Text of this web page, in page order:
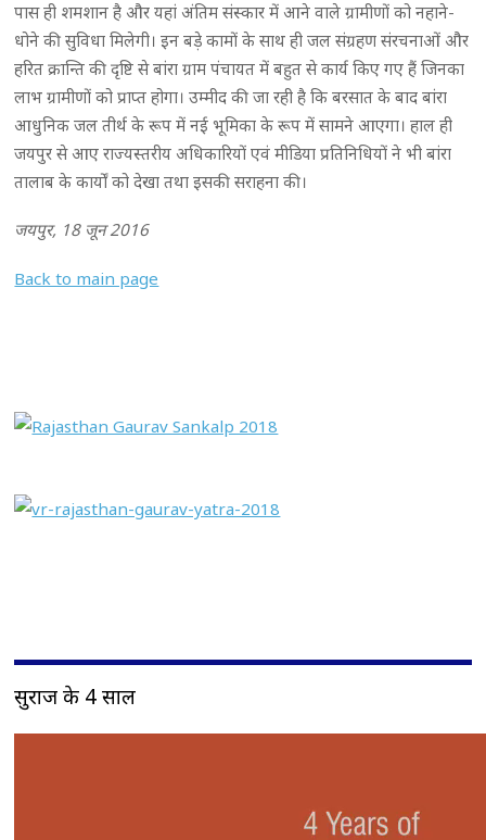
पास ही शमशान है और यहां अंतिम संस्कार में आने वाले ग्रामीणों को नहाने-
धोने की सुविधा मिलेगी। इन बड़े कामों के साथ ही जल संग्रहण संरचनाओं और
हरित क्रान्ति की दृष्टि से बांरा ग्राम पंचायत में बहुत से कार्य किए गए हैं जिनका
लाभ ग्रामीणों को प्राप्त होगा। उम्मीद की जा रही है कि बरसात के बाद बांरा
आधुनिक जल तीर्थ के रूप में नई भूमिका के रूप में सामने आएगा। हाल ही
जयपुर से आए राज्यस्तरीय अधिकारियों एवं मीडिया प्रतिनिधियों ने भी बांरा
तालाब के कार्यों को देखा तथा इसकी सराहना की।
जयपुर, 18 जून 2016
Back to main page
सुराज के 4 साल